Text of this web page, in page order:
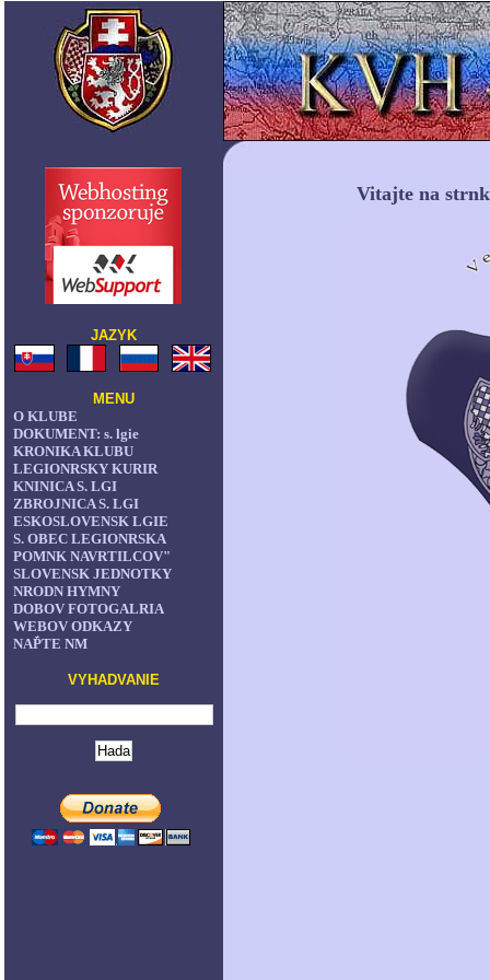
JAZYK
MENU
O KLUBE
DOKUMENT: s. lgie
KRONIKA KLUBU
LEGIONRSKY KURIR
KNINICA S. LGI
ZBROJNICA S. LGI
ESKOSLOVENSK LGIE
S. OBEC LEGIONRSKA
POMNK NAVRTILCOV"
SLOVENSK JEDNOTKY
NRODN HYMNY
DOBOV FOTOGALRIA
WEBOV ODKAZY
NAP͊TE NM
VYHADVANIE
Vitajte na